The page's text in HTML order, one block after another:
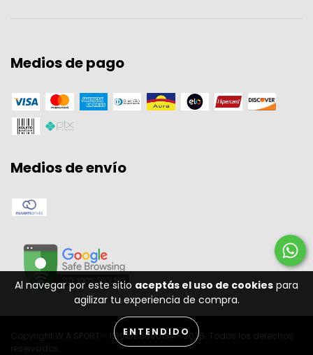
Al navegar por este sitio aceptás el uso de cookies para
agilizar tu experiencia de compra.
ENTENDIDO
Medios de pago
Medios de envío
Copyright W A SPORT - 11301556000134 - 2026. Todos los derechos
reservados.